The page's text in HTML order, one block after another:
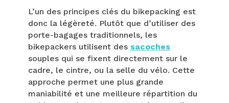
L’un des principes clés du bikepacking est
donc la légèreté. Plutôt que d’utiliser des
porte-bagages traditionnels, les
bikepackers utilisent des sacoches
souples qui se fixent directement sur le
cadre, le cintre, ou la selle du vélo. Cette
approche permet une plus grande
maniabilité et une meilleure répartition du